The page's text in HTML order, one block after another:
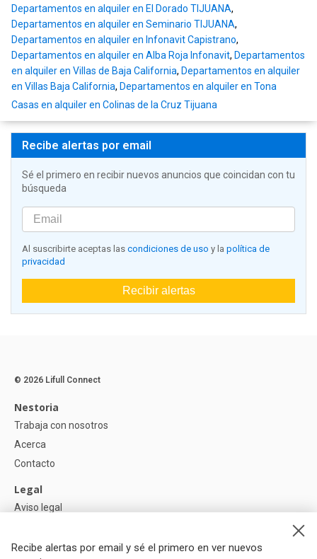
Departamentos en alquiler en El Dorado TIJUANA,
Departamentos en alquiler en Seminario TIJUANA,
Departamentos en alquiler en Infonavit Capistrano,
Departamentos en alquiler en Alba Roja Infonavit, Departamentos
en alquiler en Villas de Baja California, Departamentos en alquiler
en Villas Baja California, Departamentos en alquiler en Tona
Casas en alquiler en Colinas de la Cruz Tijuana
Recibe alertas por email
Sé el primero en recibir nuevos anuncios que coincidan con tu
búsqueda
Al suscribirte aceptas las condiciones de uso y la política de
privacidad
Recibir alertas
Recibe alertas por email y sé el primero en ver nuevos
© 2026 Lifull Connect
Nestoria
Trabaja con nosotros
Acerca
Contacto
Legal
Aviso legal
Política de Cookies